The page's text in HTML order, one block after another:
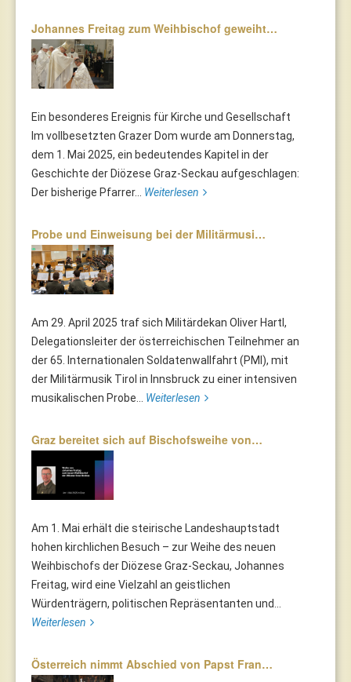
Johannes Freitag zum Weihbischof geweiht…
Ein besonderes Ereignis für Kirche und Gesellschaft
Im vollbesetzten Grazer Dom wurde am Donnerstag,
dem 1. Mai 2025, ein bedeutendes Kapitel in der
Geschichte der Diözese Graz-Seckau aufgeschlagen:
Der bisherige Pfarrer... Weiterlesen
Probe und Einweisung bei der Militärmusi…
Am 29. April 2025 traf sich Militärdekan Oliver Hartl,
Delegationsleiter der österreichischen Teilnehmer an
der 65. Internationalen Soldatenwallfahrt (PMI), mit
der Militärmusik Tirol in Innsbruck zu einer intensiven
musikalischen Probe... Weiterlesen
Graz bereitet sich auf Bischofsweihe von…
Am 1. Mai erhält die steirische Landeshauptstadt
hohen kirchlichen Besuch – zur Weihe des neuen
Weihbischofs der Diözese Graz-Seckau, Johannes
Freitag, wird eine Vielzahl an geistlichen
Würdenträgern, politischen Repräsentanten und...
Weiterlesen
Österreich nimmt Abschied von Papst Fran…